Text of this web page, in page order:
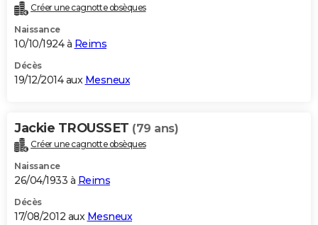
Créer une cagnotte obsèques
Naissance
10/10/1924 à Reims
Décès
19/12/2014 aux Mesneux
Jackie TROUSSET (79 ans)
Créer une cagnotte obsèques
Naissance
26/04/1933 à Reims
Décès
17/08/2012 aux Mesneux